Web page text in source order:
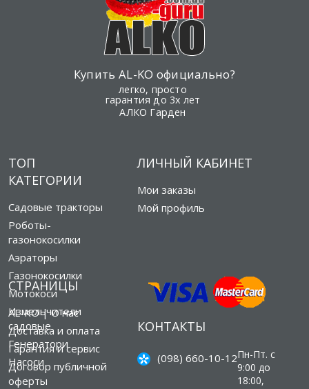
Купить AL-KO официально?
легко, просто
гарантия до 3х лет
АЛКО Гарден
ТОП
КАТЕГОРИИ
Садовые тракторы
Роботы-
газонокосилки
Аэраторы
Газонокосилки
Мотокоси
Измельчители
садовые
Генератори
Насоси
СТРАНИЦЫ
AL-KO | О нас
Доставка и оплата
Гарантия и сервис
Договор публичной
оферты
ЛИЧНЫЙ КАБИНЕТ
Мои заказы
Мой профиль
КОНТАКТЫ
(098) 660-10-12Пн-Пт. с
9:00 до
18:00,